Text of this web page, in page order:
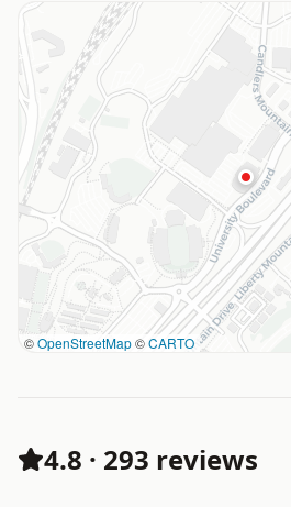
©OpenStreetMap©CARTO
4.8 · 293 reviews